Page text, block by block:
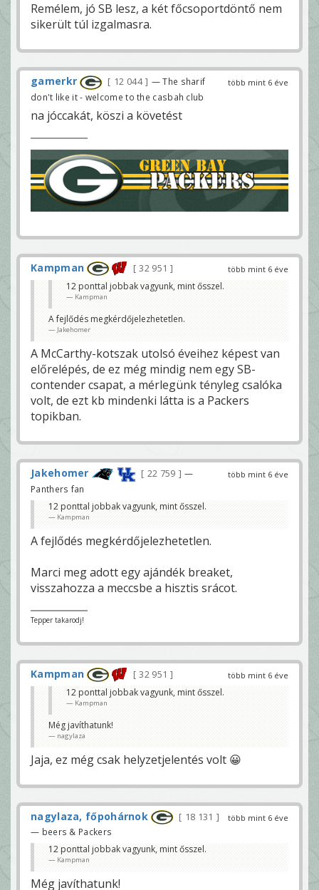
Remélem, jó SB lesz, a két főcsoportdöntő nem
sikerült túl izgalmasra.
több mint 6 éve
gamerkr 12 044
— The sharif
don't like it - welcome to the casbah club
na jóccakát, köszi a követést
több mint 6 éve
Kampman
32 951
12 ponttal jobbak vagyunk, mint ősszel.
Kampman
A fejlődés megkérdőjelezhetetlen.
Jakehomer
A McCarthy-kotszak utolsó éveihez képest van
előrelépés, de ez még mindig nem egy SB-
contender csapat, a mérlegünk tényleg csalóka
volt, de ezt kb mindenki látta is a Packers
topikban.
több mint 6 éve
Jakehomer 22 759
—
Panthers fan
12 ponttal jobbak vagyunk, mint ősszel.
Kampman
A fejlődés megkérdőjelezhetetlen.
Marci meg adott egy ajándék breaket,
visszahozza a meccsbe a hisztis srácot.
Tepper takarodj!
több mint 6 éve
Kampman
32 951
12 ponttal jobbak vagyunk, mint ősszel.
Kampman
Még javíthatunk!
nagylaza
Jaja, ez még csak helyzetjelentés volt 😀
több mint 6 éve
nagylaza, főpohárnok 18 131
— beers & Packers
12 ponttal jobbak vagyunk, mint ősszel.
Kampman
Még javíthatunk!